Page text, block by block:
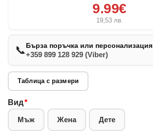
9.99€
19,53 лв.
📞Бърза поръчка или персонализация
+359 899 128 929 (Viber)
Таблица с размери
Вид*
Мъж Жена Дете